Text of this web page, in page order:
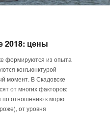
2018: цены
формируются из опыта
конъюнктурой
момент. В Скадовске
от многих факторов:
по отношению к морю
от уровня